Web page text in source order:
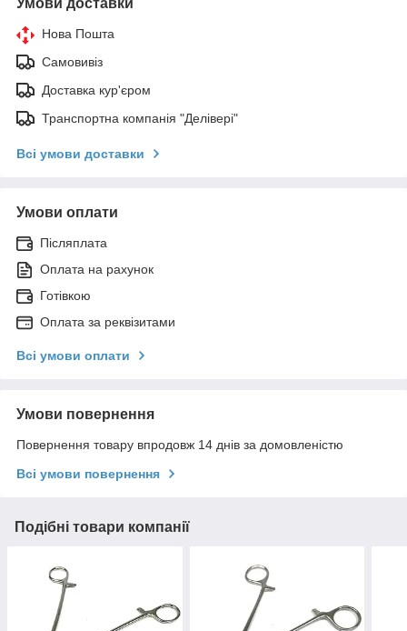
Нова Пошта
Самовивіз
Доставка кур'єром
Транспортна компанія "Делівері"
Всі умови доставки
Умови оплати
Післяплата
Оплата на рахунок
Готівкою
Оплата за реквізитами
Всі умови оплати
Умови повернення
Повернення товару впродовж 14 днів за домовленістю
Всі умови повернення
Подібні товари компанії